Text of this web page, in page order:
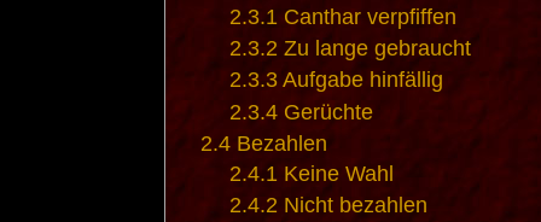
2.3.1 Canthar verpfiffen
2.3.2 Zu lange gebraucht
2.3.3Aufgabe hinfällig
2.3.4 Gerüchte
2.4 Bezahlen
2.4.1 Keine Wahl
2.4.2 Nicht bezahlen